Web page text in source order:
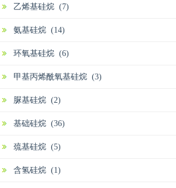
乙烯基硅烷 (7)
氨基硅烷 (14)
环氧基硅烷 (6)
甲基丙烯酰氧基硅烷 (3)
脲基硅烷 (2)
基础硅烷 (36)
巯基硅烷 (5)
含氢硅烷 (1)